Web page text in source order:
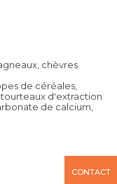
chèvres
de céréales,
d'extraction
de calcium,
CONTACT